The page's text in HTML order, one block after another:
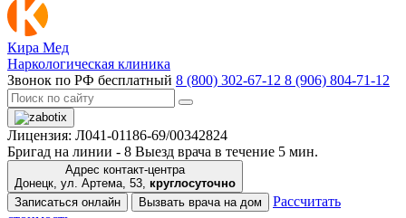
Кира Мед
Наркологическая клиника
Звонок по РФ бесплатный 8 (800) 302-67-12 8 (906) 804-71-12
Лицензия: Л041-01186-69/00342824
Бригад на линии - 8 Выезд врача в течение 5 мин.
Адрес контакт-центра
Донецк, ул. Артема, 53, круглосуточно
Записаться онлайн
Вызвать врача на дом
Рассчитать